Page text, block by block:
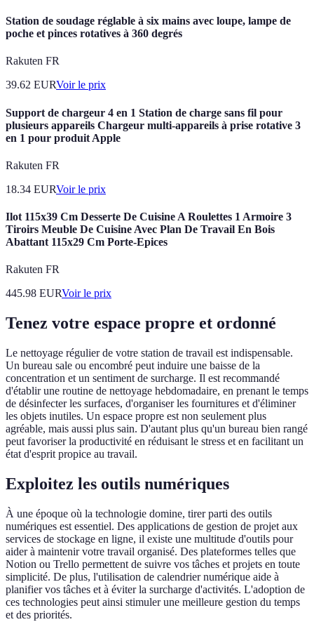
Station de soudage réglable à six mains avec loupe, lampe de
poche et pinces rotatives à 360 degrés
Rakuten FR
39.62 EURVoir le prix
Support de chargeur 4 en 1 Station de charge sans fil pour
plusieurs appareils Chargeur multi-appareils à prise rotative 3
en 1 pour produit Apple
Rakuten FR
18.34 EURVoir le prix
Ilot 115x39 Cm Desserte De Cuisine A Roulettes 1 Armoire 3
Tiroirs Meuble De Cuisine Avec Plan De Travail En Bois
Abattant 115x29 Cm Porte-Epices
Rakuten FR
445.98 EURVoir le prix
Tenez votre espace propre et ordonné
Le nettoyage régulier de votre station de travail est indispensable.
Un bureau sale ou encombré peut induire une baisse de la
concentration et un sentiment de surcharge. Il est recommandé
d'établir une routine de nettoyage hebdomadaire, en prenant le temps
de désinfecter les surfaces, d'organiser les fournitures et d'éliminer
les objets inutiles. Un espace propre est non seulement plus
agréable, mais aussi plus sain. D'autant plus qu'un bureau bien rangé
peut favoriser la productivité en réduisant le stress et en facilitant un
état d'esprit propice au travail.
Exploitez les outils numériques
À une époque où la technologie domine, tirer parti des outils
numériques est essentiel. Des applications de gestion de projet aux
services de stockage en ligne, il existe une multitude d'outils pour
aider à maintenir votre travail organisé. Des plateformes telles que
Notion ou Trello permettent de suivre vos tâches et projets en toute
simplicité. De plus, l'utilisation de calendrier numérique aide à
planifier vos tâches et à éviter la surcharge d'activités. L'adoption de
ces technologies peut ainsi stimuler une meilleure gestion du temps
et des priorités.